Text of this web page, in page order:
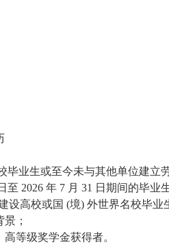
毕业生或至今未与其他单位建立
至 2026 年 7 月 31 日期间的毕业
设高校或国 (境) 外世界名校毕
；
等级奖学金获得者。